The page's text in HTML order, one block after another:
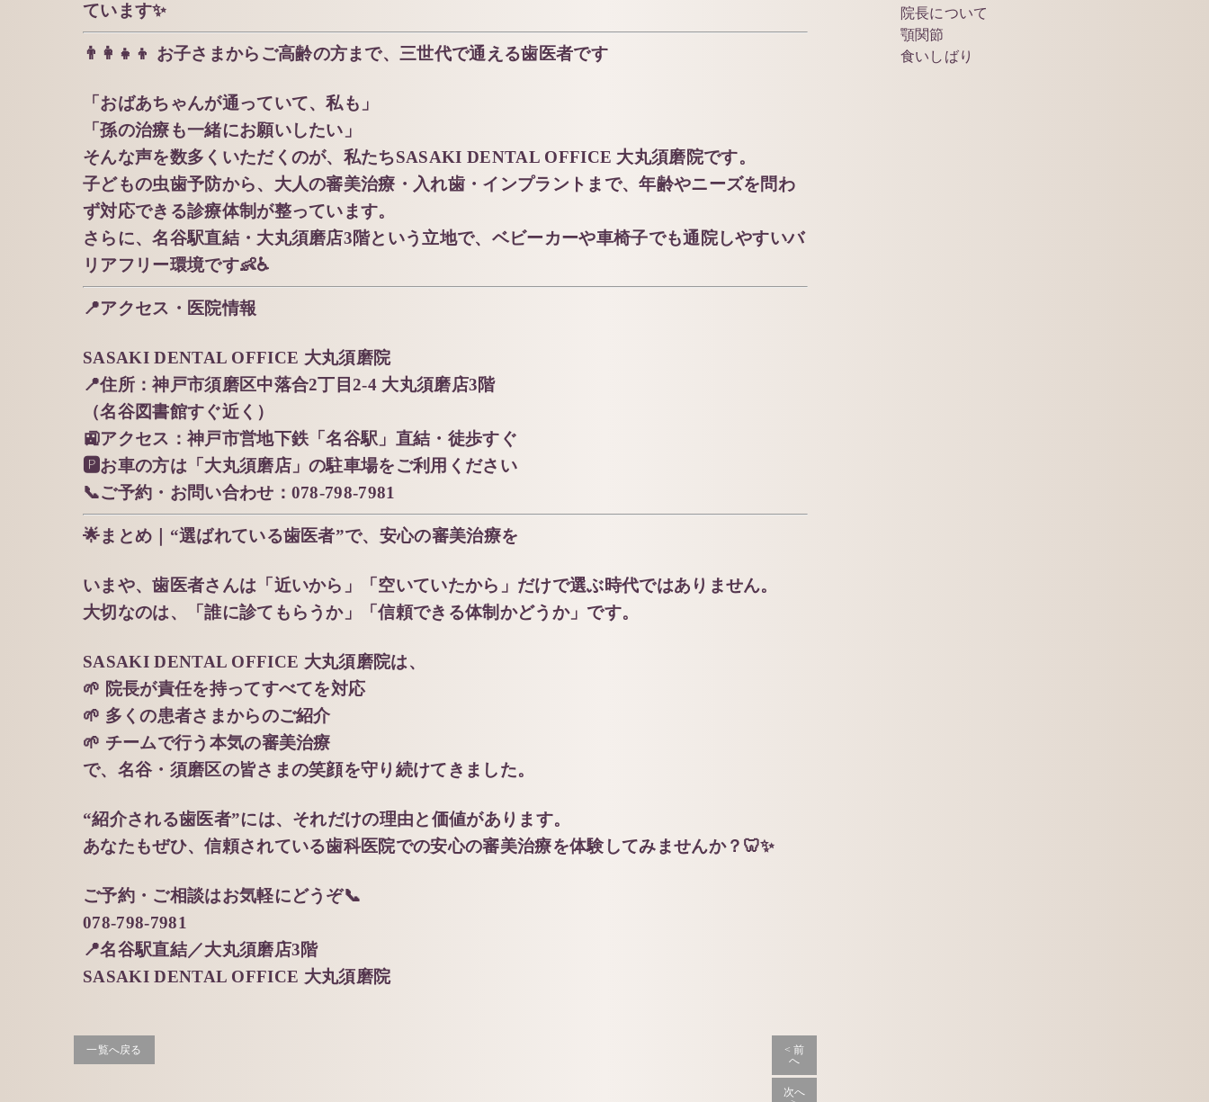
ています✨
👨‍👩‍👧‍👦 お子さまからご高齢の方まで、三世代で通える歯医者です
「おばあちゃんが通っていて、私も」
「孫の治療も一緒にお願いしたい」
そんな声を数多くいただくのが、私たちSASAKI DENTAL OFFICE 大丸須磨院です。
子どもの虫歯予防から、大人の審美治療・入れ歯・インプラントまで、年齢やニーズを問わ
ず対応できる診療体制が整っています。
さらに、名谷駅直結・大丸須磨店3階という立地で、ベビーカーや車椅子でも通院しやすいバ
リアフリー環境です👶♿️
📍アクセス・医院情報
SASAKI DENTAL OFFICE 大丸須磨院
📍住所：神戸市須磨区中落合2丁目2-4 大丸須磨店3階
（名谷図書館すぐ近く）
🚉アクセス：神戸市営地下鉄「名谷駅」直結・徒歩すぐ
🅿️お車の方は「大丸須磨店」の駐車場をご利用ください
📞ご予約・お問い合わせ：078-798-7981
🌟まとめ｜“選ばれている歯医者”で、安心の審美治療を
いまや、歯医者さんは「近いから」「空いていたから」だけで選ぶ時代ではありません。
大切なのは、「誰に診てもらうか」「信頼できる体制かどうか」です。
SASAKI DENTAL OFFICE 大丸須磨院は、
🌱 院長が責任を持ってすべてを対応
🌱 多くの患者さまからのご紹介
🌱 チームで行う本気の審美治療
で、名谷・須磨区の皆さまの笑顔を守り続けてきました。
“紹介される歯医者”には、それだけの理由と価値があります。
あなたもぜひ、信頼されている歯科医院での安心の審美治療を体験してみませんか？🦷✨
ご予約・ご相談はお気軽にどうぞ📞
078-798-7981
📍名谷駅直結／大丸須磨店3階
SASAKI DENTAL OFFICE 大丸須磨院
一覧へ戻る
< 前
へ
次へ
院長について
顎関節
食いしばり